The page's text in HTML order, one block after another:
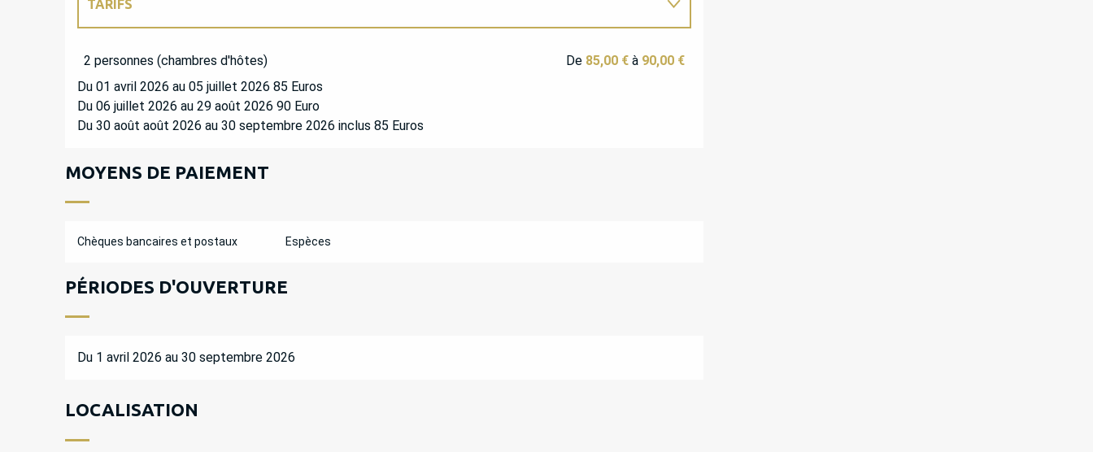
TARIFS
TARIFS 2027
2 personnes (chambres d'hôtes) De 85,00 €à 90,00 €
Du 01 avril 2026 au 05 juillet 2026 85 Euros
Du 06 juillet 2026 au 29 août 2026 90 Euro
Du 30 août août 2026 au 30 septembre 2026 inclus 85 Euros
MOYENS DE PAIEMENT
Chèques bancaires et postaux Espèces
PÉRIODES D'OUVERTURE
Du 1 avril 2026 au 30 septembre 2026
LOCALISATION